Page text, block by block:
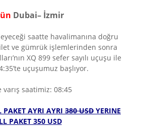
Dubai– İzmir
saatte havalimanına doğru
ve gümrük işlemlerinden sonra
XQ 899 sefer sayılı uçuşu ile
uçuşumuz başlıyor.
varış saatimiz: 08:45
PAKET AYRI AYRI 380 USD YERINE
PAKET 350 USD